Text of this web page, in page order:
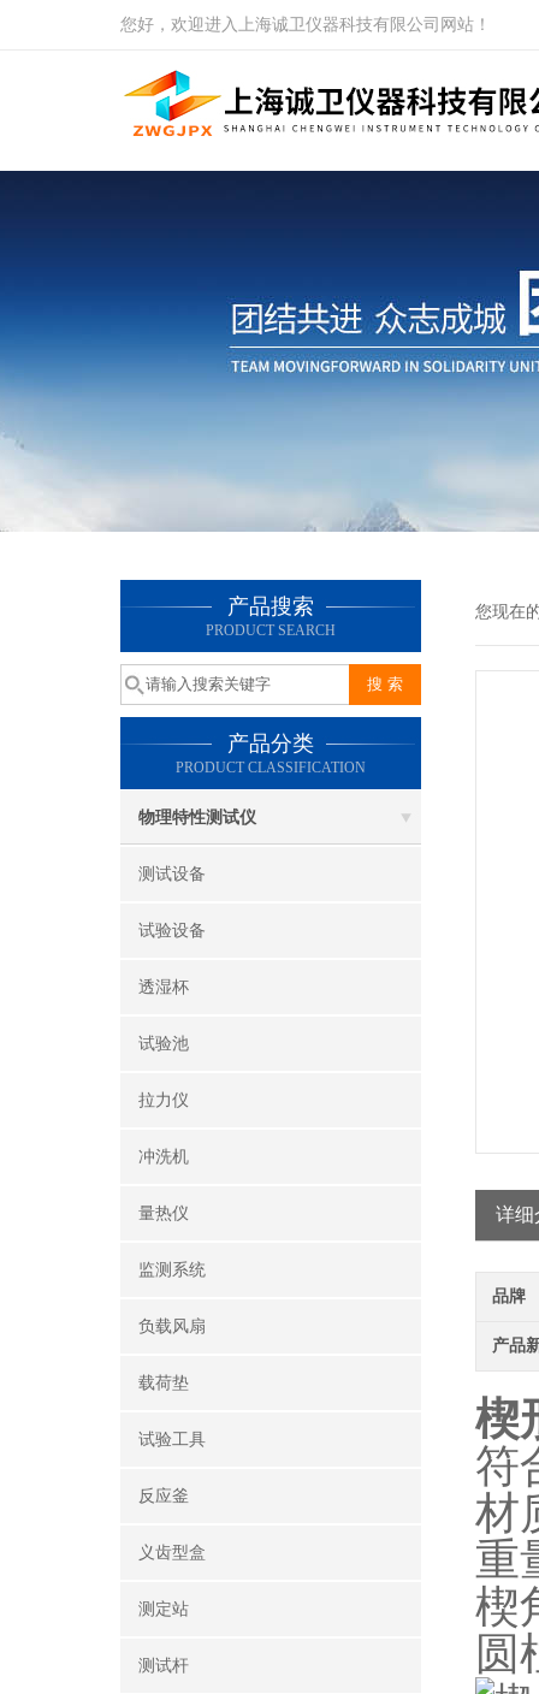
您好，欢迎进入上海诚卫仪器科技有限公司网站！
产品搜索
PRODUCT SEARCH
产品分类
PRODUCT CLASSIFICATION
物理特性测试仪
测试设备
试验设备
透湿杯
试验池
拉力仪
冲洗机
量热仪
监测系统
负载风扇
载荷垫
试验工具
反应釜
义齿型盒
测定站‌
测试杆
您现在
详细
品牌
产品
楔
符
材
重
楔
圆